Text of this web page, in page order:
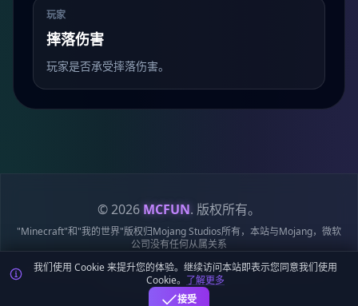
玩家
摔落伤害
玩家是否承受摔落伤害。
© 2026 MCFUN. 版权所有。
"Minecraft"和"我的世界"版权归Mojang Studios所有，本站与Mojang，微软
公司没有任何从属关系
隐私政策服务条款Cookie 政策站点地图鄂ICP备19018284号-6
鄂公网安备42018502009170号
我们使用 Cookie 来提升您的体验。继续访问本站即表示您同意我们使用
Cookie。 了解更多
接受